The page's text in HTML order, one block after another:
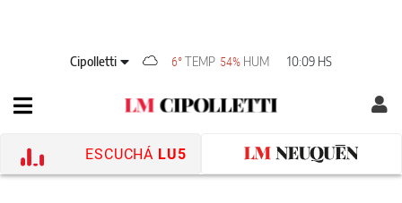
Cipolletti 6° TEMP 54% HUM 10:09 HS
ESCUCHÁ LU5